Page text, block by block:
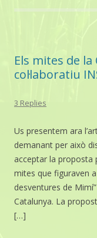
Els mites de
col·laboratiu
3 Replies
Us presentem ara
demanant per això
acceptar la proposta
mites que figuraven
desventures de
Catalunya. La
[…]